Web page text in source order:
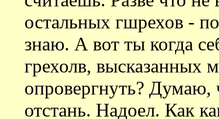
остальных гшрехов -
знаю. А вот ты когда
грехолв,
опровергнуть? Думаю,
отстань. Надоел. Как